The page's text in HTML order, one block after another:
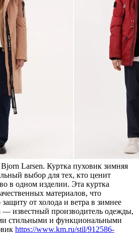
Larsen. Курткa пуховик зимняя
выбор для тех, кто ценит
в одном изделии. Эта куртка
материалов, что
от холода и ветра в зимнее
— известный производитель одежды,
стильными и функциональными
https://www.km.ru/stil/912586-